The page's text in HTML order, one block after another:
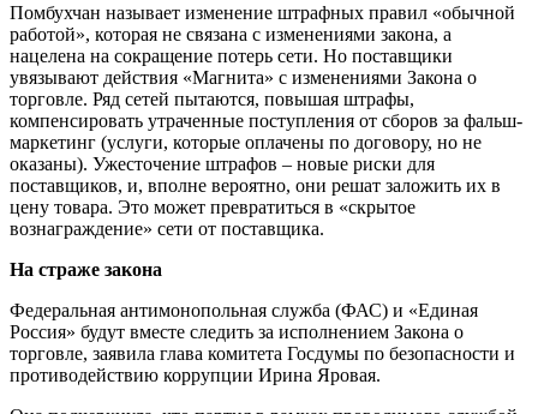
Помбухчан называет изменение штрафных правил «обычной
работой», которая не связана с изменениями закона, а
нацелена на сокращение потерь сети. Но поставщики
увязывают действия «Магнита» с изменениями Закона о
торговле. Ряд сетей пытаются, повышая штрафы,
компенсировать утраченные поступления от сборов за фальш-
маркетинг (услуги, которые оплачены по договору, но не
оказаны). Ужесточение штрафов – новые риски для
поставщиков, и, вполне вероятно, они решат заложить их в
цену товара. Это может превратиться в «скрытое
вознаграждение» сети от поставщика.
На страже закона
Федеральная антимонопольная служба (ФАС) и «Единая
Россия» будут вместе следить за исполнением Закона о
торговле, заявила глава комитета Госдумы по безопасности и
противодействию коррупции Ирина Яровая.